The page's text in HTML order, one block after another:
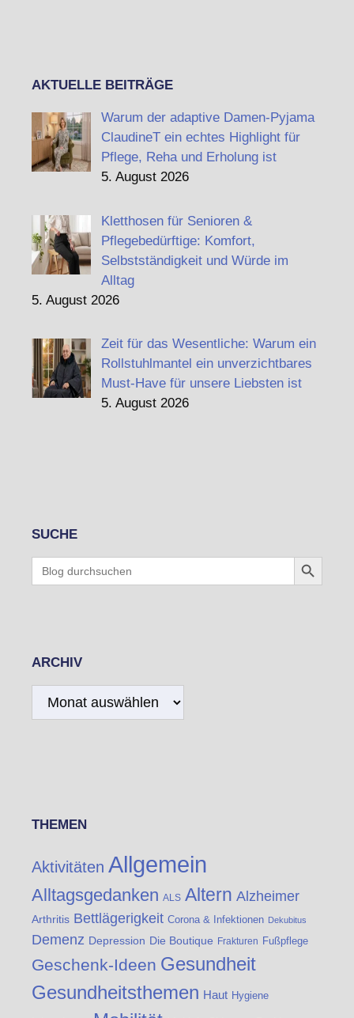
AKTUELLE BEITRÄGE
Warum der adaptive Damen-Pyjama
ClaudineT ein echtes Highlight für
Pflege, Reha und Erholung ist
5. August 2026
Kletthosen für Senioren &
Pflegebedürftige: Komfort,
Selbstständigkeit und Würde im
Alltag
5. August 2026
Zeit für das Wesentliche: Warum ein
Rollstuhlmantel ein unverzichtbares
Must-Have für unsere Liebsten ist
5. August 2026
SUCHE
Search
for:
Search Button
ARCHIV
Archiv
THEMEN
Aktivitäten Allgemein
Alltagsgedanken ALS Altern Alzheimer
Arthritis Bettlägerigkeit Corona & Infektionen Dekubitus
Demenz Depression Die Boutique Frakturen Fußpflege
Geschenk-Ideen Gesundheit
Gesundheitsthemen Haut Hygiene